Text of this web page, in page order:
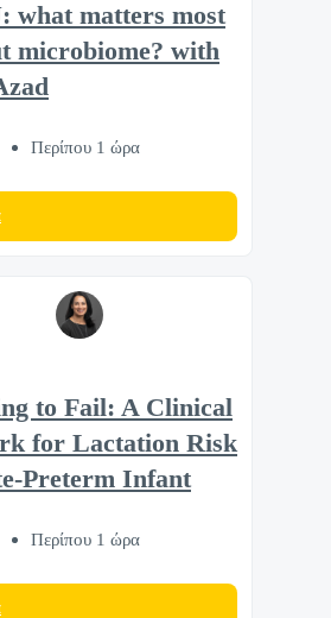
what matters most
microbiome? with
Περίπου 1 ώρα
to Fail: A Clinical
for Lactation Risk
Preterm Infant
Περίπου 1 ώρα